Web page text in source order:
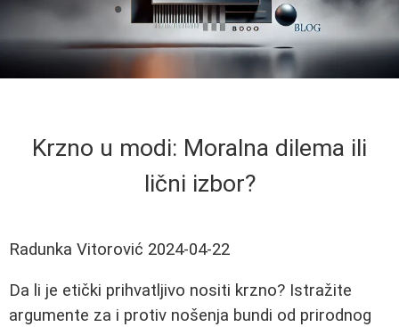
Krzno u modi: Moralna dilema ili
lični izbor?
Radunka Vitorović 2024-04-22
Da li je etički prihvatljivo nositi krzno? Istražite
argumente za i protiv nošenja bundi od prirodnog